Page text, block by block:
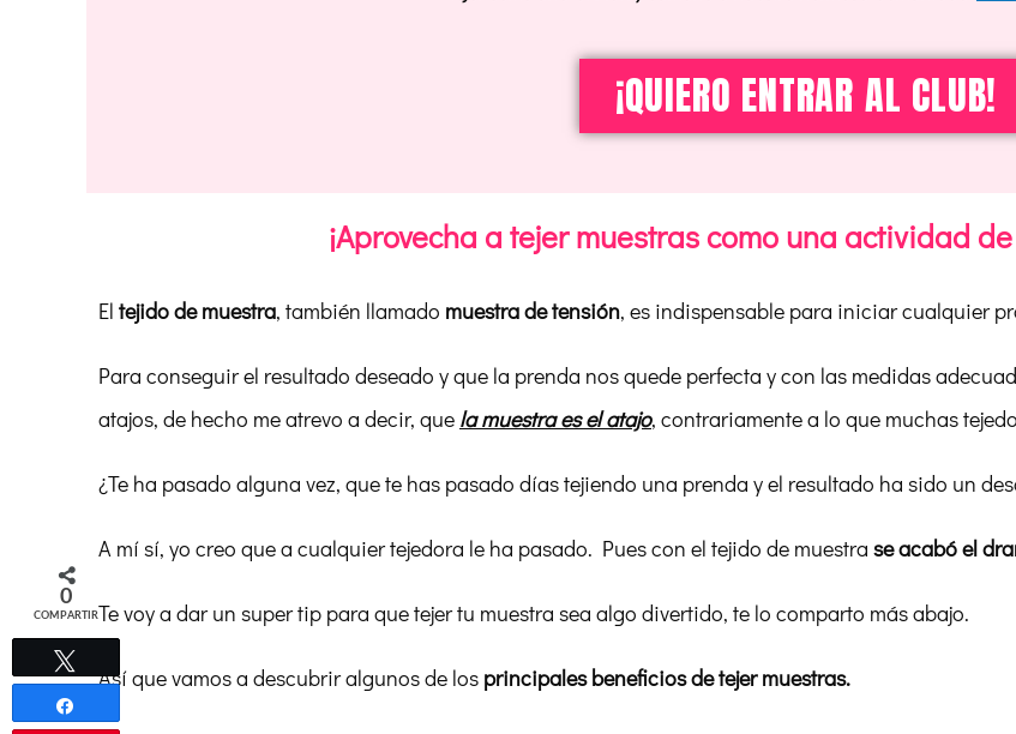
¡QUIERO ENTRAR AL CLUB!
¡Aprovecha a tejer muestras como una actividad
El tejido de muestra, también llamado muestra de tensión, es indispensable para iniciar cualquier
Para conseguir el resultado deseado y que la prenda nos quede perfecta y con las medidas
atajos, de hecho me atrevo a decir, que la muestra es el atajo, contrariamente a lo que muchas
¿Te ha pasado alguna vez, que te has pasado días tejiendo una prenda y el resultado ha sido un
A mí sí, yo creo que a cualquier tejedora le ha pasado. Pues con el tejido de muestra se acabó el
Te voy a dar un super tip para que tejer tu muestra sea algo divertido, te lo comparto más abajo.
Así que vamos a descubrir algunos de los principales beneficios de tejer muestras.
0
COMPARTIR